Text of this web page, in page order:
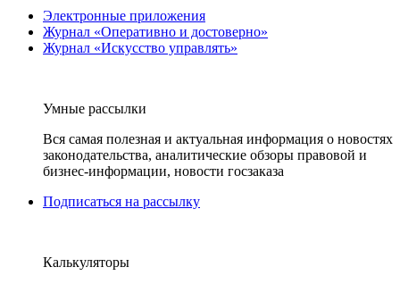
Электронные приложения
Журнал «Оперативно и достоверно»
Журнал «Искусство управлять»
Умные рассылки
Вся самая полезная и актуальная информация о новостях
законодательства, аналитические обзоры правовой и
бизнес-информации, новости госзаказа
Подписаться на рассылку
Калькуляторы